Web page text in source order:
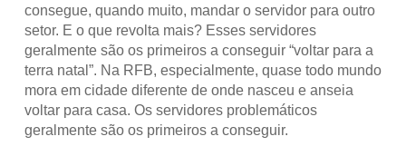
consegue, quando muito, mandar o servidor para outro
setor. E o que revolta mais? Esses servidores
geralmente são os primeiros a conseguir “voltar para a
terra natal”. Na RFB, especialmente, quase todo mundo
mora em cidade diferente de onde nasceu e anseia
voltar para casa. Os servidores problemáticos
geralmente são os primeiros a conseguir.